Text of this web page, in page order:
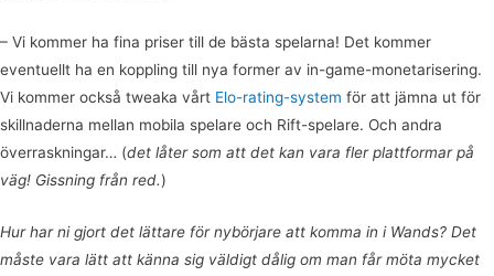
– Vi kommer ha fina priser till de bästa spelarna! Det kommer
eventuellt ha en koppling till nya former av in-game-monetarisering.
Vi kommer också tweaka vårt Elo-rating-system för att jämna ut för
skillnaderna mellan mobila spelare och Rift-spelare. Och andra
överraskningar… (det låter som att det kan vara fler plattformar på
väg! Gissning från red.)
Hur har ni gjort det lättare för nybörjare att komma in i Wands? Det
måste vara lätt att känna sig väldigt dålig om man får möta mycket